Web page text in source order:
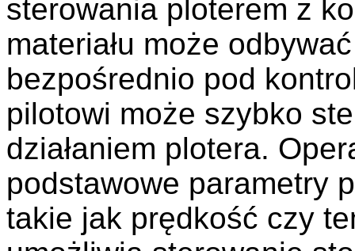
sterowania ploterem z
materiału może
bezpośrednio pod
pilotowi może szybko
działaniem plotera.
podstawowe parametry
takie jak prędkość czy